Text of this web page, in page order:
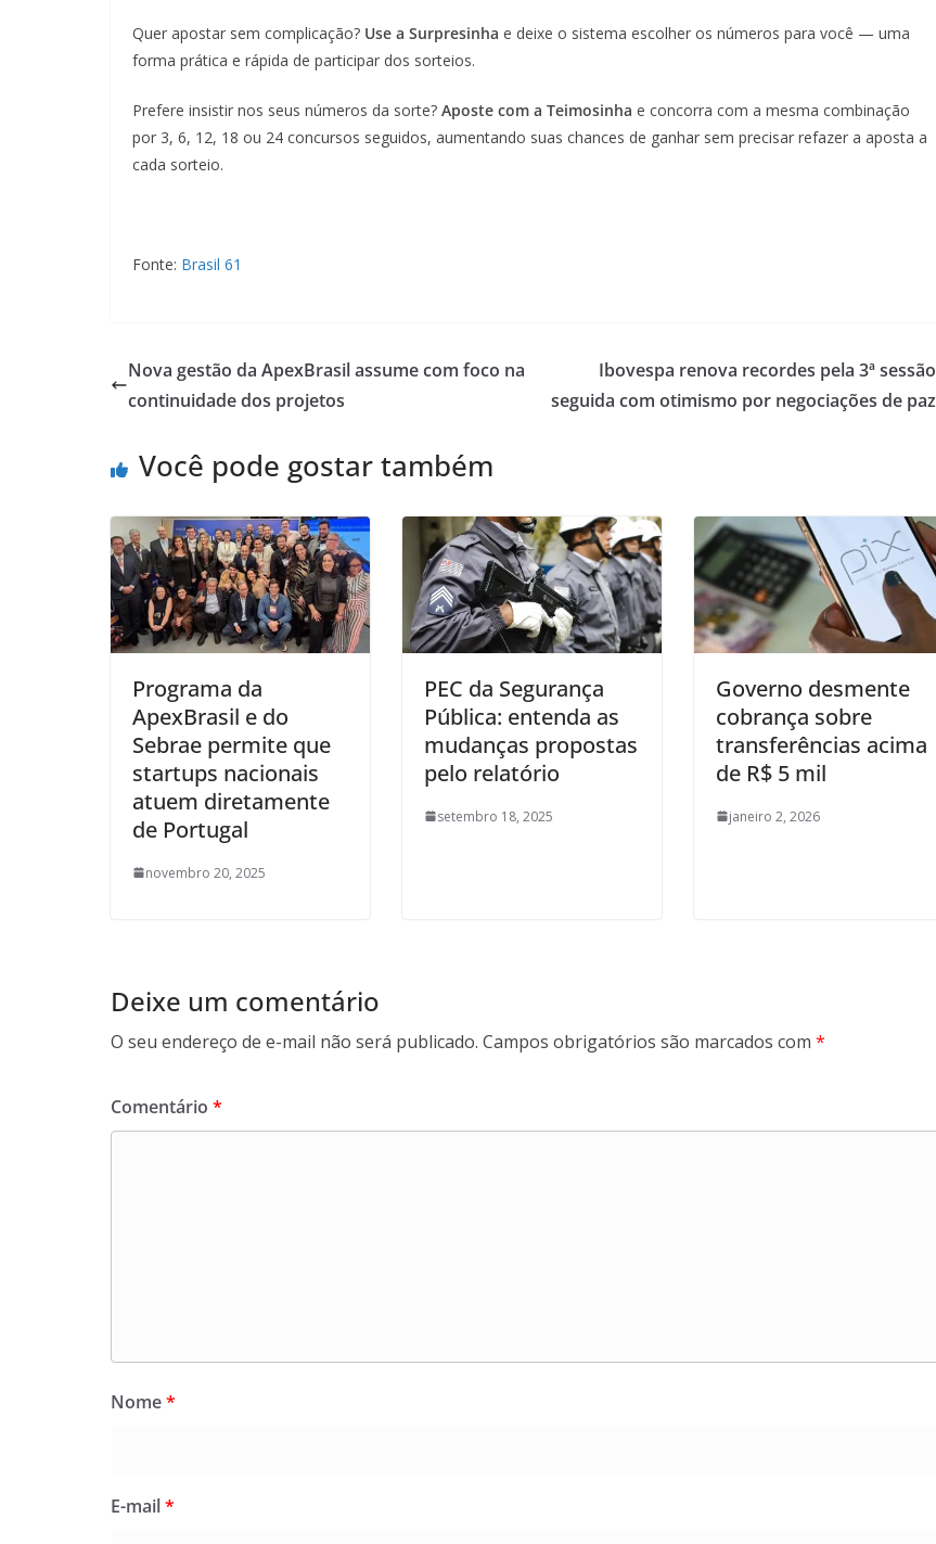
Quer apostar sem complicação? Use a Surpresinha e deixe o sistema escolher os números para você — uma
forma prática e rápida de participar dos sorteios.
Prefere insistir nos seus números da sorte? Aposte com a Teimosinha e concorra com a mesma combinação
por 3, 6, 12, 18 ou 24 concursos seguidos, aumentando suas chances de ganhar sem precisar refazer a aposta a
cada sorteio.
Fonte: Brasil 61
Nova gestão da ApexBrasil assume com foco na
continuidade dos projetos
Ibovespa renova recordes pela 3ª sessão
seguida com otimismo por negociações de paz
Você pode gostar também
Programa da
ApexBrasil e do
Sebrae permite que
startups nacionais
atuem diretamente
de Portugal
novembro 20, 2025
PEC da Segurança
Pública: entenda as
mudanças propostas
pelo relatório
setembro 18, 2025
Governo desmente
cobrança sobre
transferências acima
de R$ 5 mil
janeiro 2, 2026
Deixe um comentário
O seu endereço de e-mail não será publicado. Campos obrigatórios são marcados com *
Comentário *
Nome*
E-mail*